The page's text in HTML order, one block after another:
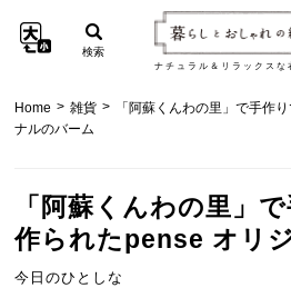
ナチュラル＆リラックスな
検索
Home > 雑貨 >
「阿蘇くんわの里」で手作
ナルのバーム
「阿蘇くんわの里」
作られたpense オリ
今日のひとしな